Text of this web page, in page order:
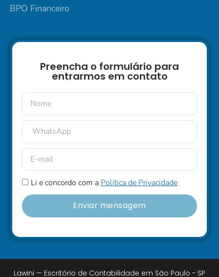
BPO Financeiro
Preencha o formulário para
entrarmos em contato
Li e concordo com a Política de Privacidade
Enviar mensagem
Lawini — Escritório de Contabilidade em São Paulo - SP